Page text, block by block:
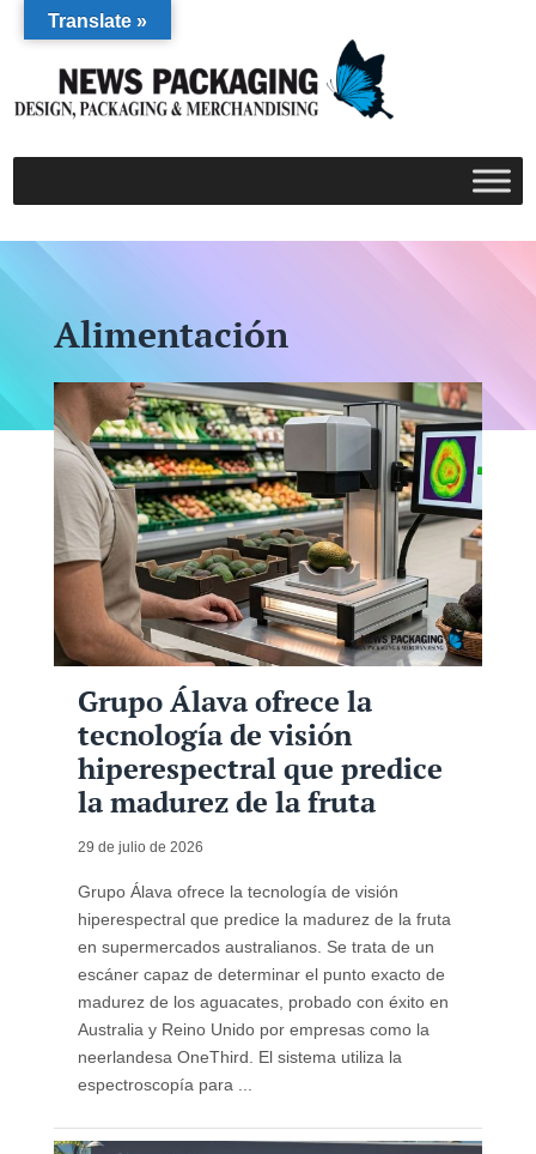
Alimentación
Grupo Álava ofrece la
tecnología de visión
hiperespectral que predice
la madurez de la fruta
29 de julio de 2026
Grupo Álava ofrece la tecnología de visión
hiperespectral que predice la madurez de la fruta
en supermercados australianos. Se trata de un
escáner capaz de determinar el punto exacto de
madurez de los aguacates, probado con éxito en
Australia y Reino Unido por empresas como la
neerlandesa OneThird. El sistema utiliza la
espectroscopía para ...
Translate »